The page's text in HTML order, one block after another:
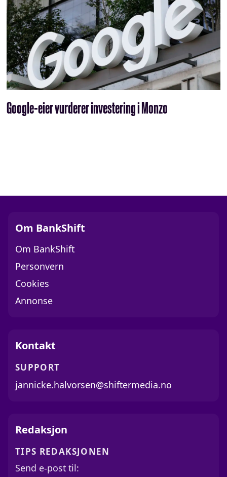
Google-eier vurderer investering i Monzo
Om BankShift
Om BankShift
Personvern
Cookies
Annonse
Kontakt
SUPPORT
jannicke.halvorsen@shiftermedia.no
Redaksjon
TIPS REDAKSJONEN
Send e-post til: